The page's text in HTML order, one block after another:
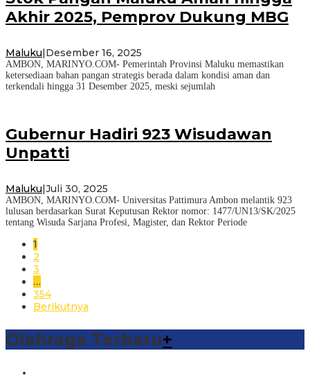
Akhir 2025, Pemprov Dukung MBG
Maluku|Desember 16, 2025
AMBON, MARINYO.COM- Pemerintah Provinsi Maluku memastikan
ketersediaan bahan pangan strategis berada dalam kondisi aman dan
terkendali hingga 31 Desember 2025, meski sejumlah
Gubernur Hadiri 923 Wisudawan
Unpatti
Maluku Juli 30, 2025
AMBON, MARINYO.COM- Universitas Pattimura Ambon melantik 923
lulusan berdasarkan Surat Keputusan Rektor nomor: 1477/UN13/SK/2025
tentang Wisuda Sarjana Profesi, Magister, dan Rektor Periode
1
2
3
…
354
Berikutnya
Olahraga Terbaru+